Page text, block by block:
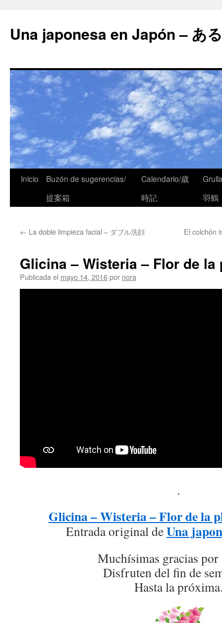
Una japonesa en Japón – あ
Inicio
Buzón de sugerencias/
提案箱
Calendario/歳
時記
羽鶴
← La doble limpieza facial – ダブル洗顔 El colchón
Glicina – Wisteria – Flor de la
Publicada el mayo 14, 2016por nora
.
Glicina – Wisteria – Flor de la
Entrada original deUna
Muchísimas gracias por
Disfruten del fin de
Hasta la